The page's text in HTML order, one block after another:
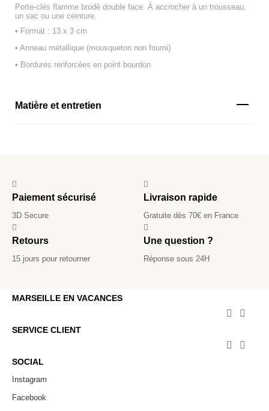
Porte-clés flamme brodé double face. À accrocher à un trousseau,
un sac ou une ceinture.
• Format : 13 x 3 cm
• Anneau métallique (mousqueton non fourni)
• Bordures renforcées en point bourdon
Matière et entretien
Paiement sécurisé
3D Secure
Livraison rapide
Gratuite dès 70€ en France
Retours
15 jours pour retourner
Une question ?
Réponse sous 24H
MARSEILLE EN VACANCES
 
SERVICE CLIENT
 
SOCIAL
Instagram
Facebook